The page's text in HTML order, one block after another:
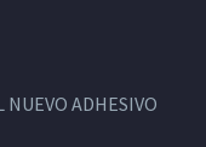
ADHESIVO